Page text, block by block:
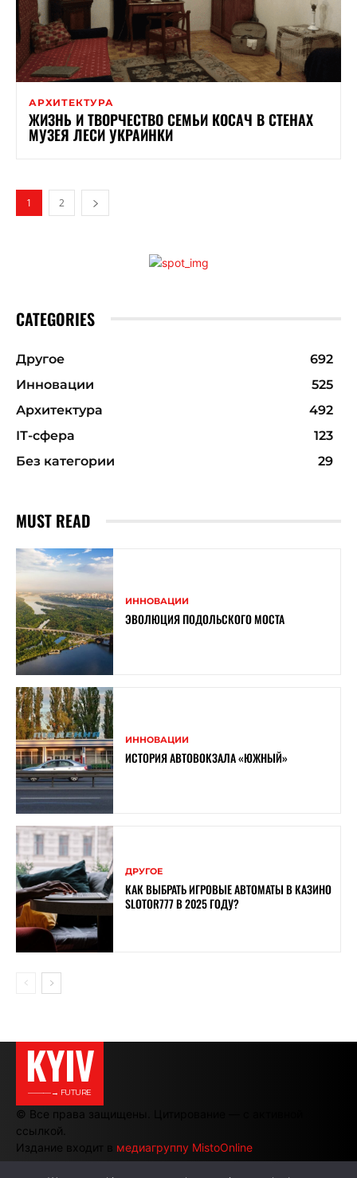
АРХИТЕКТУРА
ЖИЗНЬ И ТВОРЧЕСТВО СЕМЬИ КОСАЧ В СТЕНАХ
МУЗЕЯ ЛЕСИ УКРАИНКИ
1 2
CATEGORIES
Другое
692
Инновации
525
Архитектура
492
ІТ-сфера
123
Без категории
29
MUST READ
ИННОВАЦИИ
ЭВОЛЮЦИЯ ПОДОЛЬСКОГО МОСТА
ИННОВАЦИИ
ИСТОРИЯ АВТОВОКЗАЛА «ЮЖНЫЙ»
ДРУГОЕ
КАК ВЫБРАТЬ ИГРОВЫЕ АВТОМАТЫ В КАЗИНО
SLOTOR777 В 2025 ГОДУ?
KYIV
———→ FUTURE
© Все права защищены. Цитирование — с активной
ссылкой.
Издание входит в медиагруппу MistoOnline